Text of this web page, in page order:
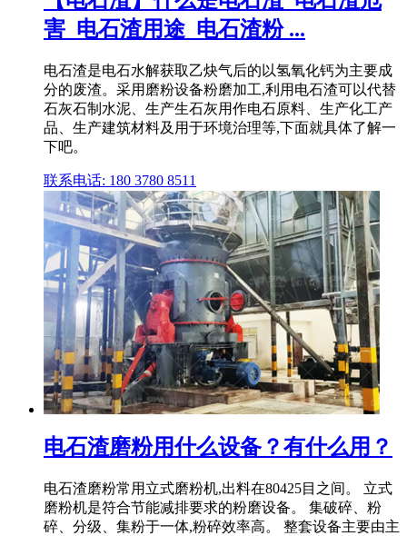
害_电石渣用途_电石渣粉 ...
电石渣是电石水解获取乙炔气后的以氢氧化钙为主要成
分的废渣。采用磨粉设备粉磨加工,利用电石渣可以代替
石灰石制水泥、生产生石灰用作电石原料、生产化工产
品、生产建筑材料及用于环境治理等,下面就具体了解一
下吧。
联系电话: 180 3780 8511
电石渣磨粉用什么设备？有什么用？
电石渣磨粉常用立式磨粉机,出料在80425目之间。 立式
磨粉机是符合节能减排要求的粉磨设备。 集破碎、粉
碎、分级、集粉于一体,粉碎效率高。 整套设备主要由主